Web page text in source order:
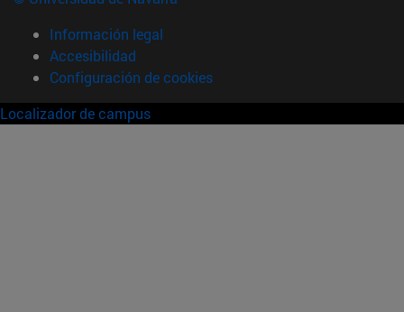
Información legal
Accesibilidad
Configuración de cookies
Localizador de campus